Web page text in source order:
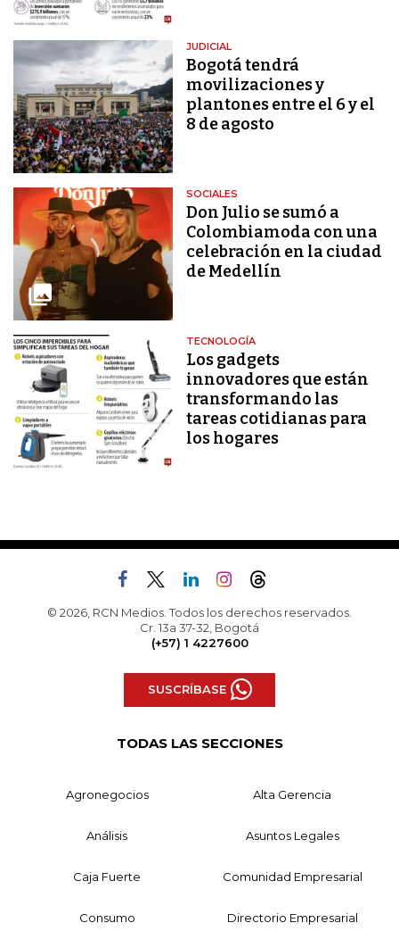
JUDICIAL
Bogotá tendrá
movilizaciones y
plantones entre el 6 y el
8 de agosto
SOCIALES
Don Julio se sumó a
Colombiamoda con una
celebración en la ciudad
de Medellín
TECNOLOGÍA
Los gadgets
innovadores que están
transformando las
tareas cotidianas para
los hogares
© 2026, RCN Medios. Todos los derechos reservados.
Cr. 13a 37-32, Bogotá
(+57) 1 4227600
SUSCRÍBASE
TODAS LAS SECCIONES
Agronegocios Alta Gerencia
Análisis Asuntos Legales
Caja Fuerte Comunidad Empresarial
Consumo Directorio Empresarial